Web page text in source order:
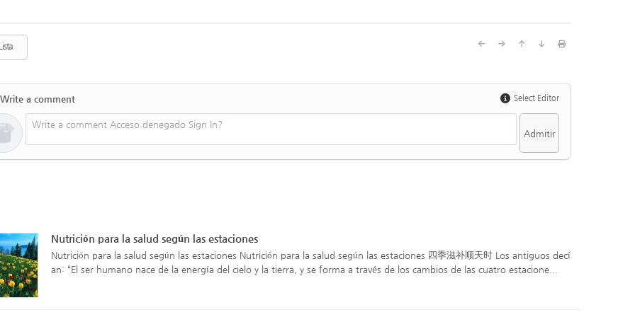
Write a comment Select Editor
Write a comment Acceso denegado Sign In?
Nutrición para la salud según las estaciones
Nutrición para la salud según las estaciones Nutrición para la salud según las estaciones 四季滋补顺天时 Los antiguos decí
an: “El ser humano nace de la energía del cielo y la tierra, y se forma a través de los cambios de las cuatro estacione...